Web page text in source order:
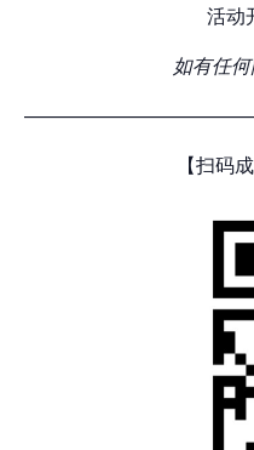
活动
如有任
【扫码